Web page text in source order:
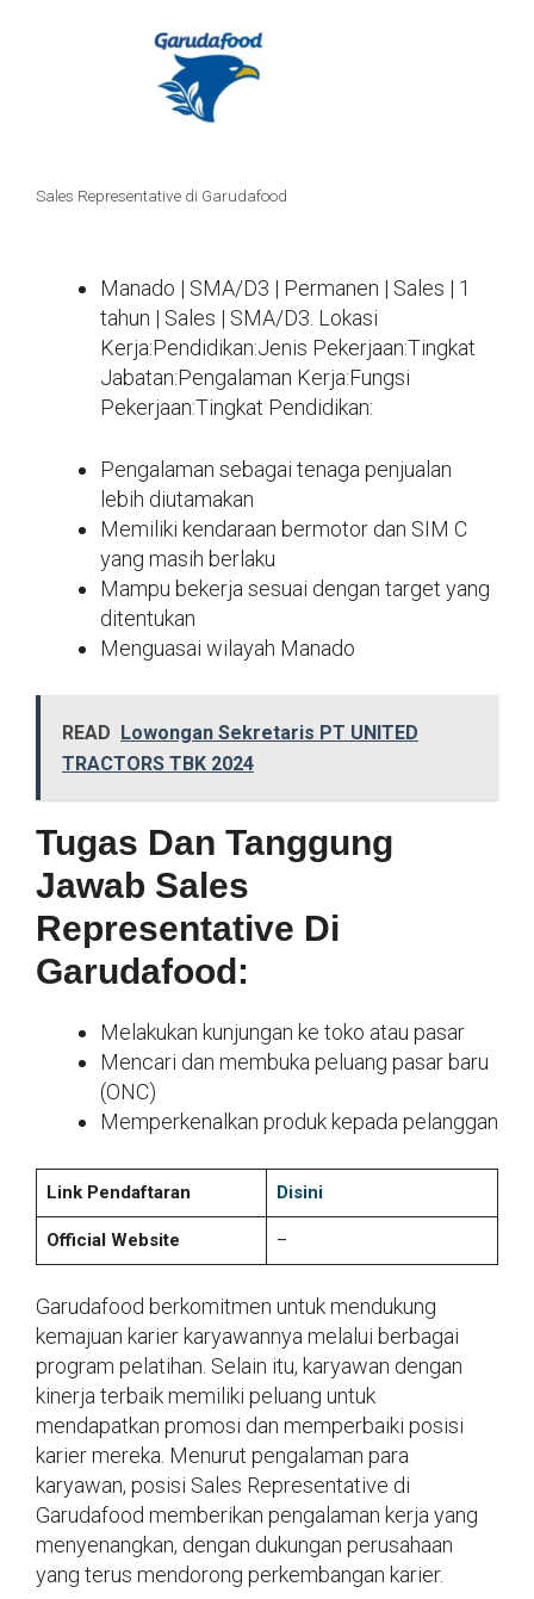
Sales Representative di Garudafood
Manado | SMA/D3 | Permanen | Sales | 1
tahun | Sales | SMA/D3. Lokasi
Kerja:Pendidikan:Jenis Pekerjaan:Tingkat
Jabatan:Pengalaman Kerja:Fungsi
Pekerjaan:Tingkat Pendidikan:
Pengalaman sebagai tenaga penjualan
lebih diutamakan
Memiliki kendaraan bermotor dan SIM C
yang masih berlaku
Mampu bekerja sesuai dengan target yang
ditentukan
Menguasai wilayah Manado
READ Lowongan Sekretaris PT UNITED
TRACTORS TBK 2024
Tugas Dan Tanggung
Jawab Sales
Representative Di
Garudafood:
Melakukan kunjungan ke toko atau pasar
Mencari dan membuka peluang pasar baru
(ONC)
Memperkenalkan produk kepada pelanggan
Link Pendaftaran Disini
Official Website –
Garudafood berkomitmen untuk mendukung
kemajuan karier karyawannya melalui berbagai
program pelatihan. Selain itu, karyawan dengan
kinerja terbaik memiliki peluang untuk
mendapatkan promosi dan memperbaiki posisi
karier mereka. Menurut pengalaman para
karyawan, posisi Sales Representative di
Garudafood memberikan pengalaman kerja yang
menyenangkan, dengan dukungan perusahaan
yang terus mendorong perkembangan karier.